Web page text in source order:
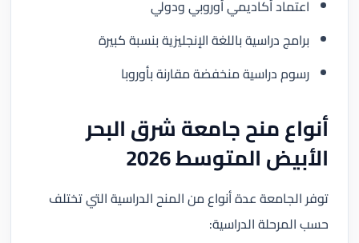
اعتماد أكاديمي أوروبي ودولي
برامج دراسية باللغة الإنجليزية بنسبة كبيرة
رسوم دراسية منخفضة مقارنة بأوروبا
أنواع منح جامعة شرق البحر
الأبيض المتوسط 2026
توفر الجامعة عدة أنواع من المنح الدراسية التي تختلف
حسب المرحلة الدراسية: